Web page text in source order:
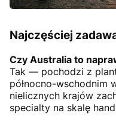
Najczęściej
Czy Australia to
Tak — pochodzi z
północno-wschodnim
nielicznych krajów
specialty na skalę